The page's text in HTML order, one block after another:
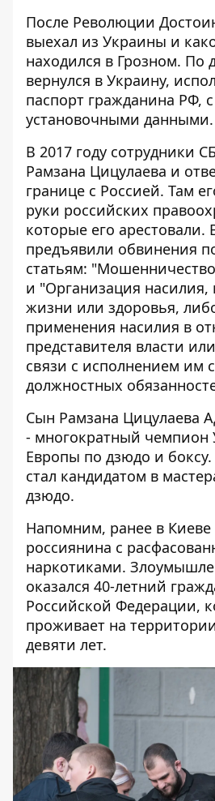
После Революции
выехал из Украины и
находился в Грозном. По
вернулся в Украину,
паспорт гражданина РФ,
установочными данными.
В 2017 году сотрудники
Рамзана Цицулаева и
границе с Россией. Там
руки российских
которые его арестовали.
предъявили обвинения
статьям:
и "Организация насилия,
жизни или здоровья,
применения насилия в
представителя власти
связи с исполнением им
должностных
Сын Рамзана Цицулаева
- многократный чемпион
Европы по дзюдо и боксу.
стал кандидатом в
дзюдо.
Напомним, ранее в
россиянина с
наркотиками.
оказался 40-летний
Российской Федерации,
проживает на
девяти лет.